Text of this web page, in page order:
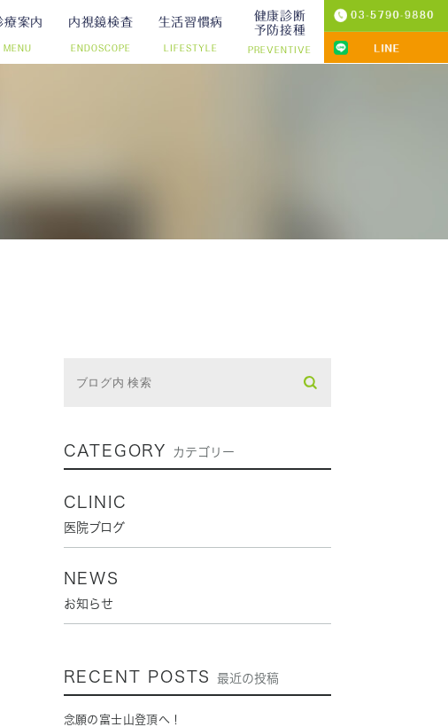
療案内
MENU
内視鏡検査
ENDOSCOPE
リープ切除）
生活習慣病
LIFESTYLE
健康診断
予防接種
PREVENTIVE
CATEGORY カテゴリー
CLINIC
医院ブログ
NEWS
お知らせ
RECENT POSTS 最近の投稿
念願の富士山登頂へ！